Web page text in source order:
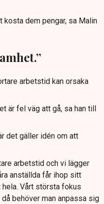
dem pengar, sa Malin
arbetstid kan orsaka
är fel väg att gå, sa han till
det gäller idén om att
arbetstid och vi lägger
anställda får ihop sitt
hela. Vårt största fokus
behöver man anpassa sig